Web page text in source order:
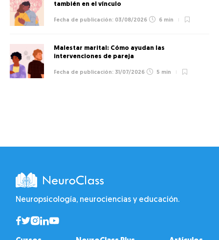
también en el vínculo
03/08/2026 6 min
Malestar marital: Cómo ayudan las
intervenciones de pareja
31/07/2026 5 min
Neuropsicología, neurociencias y educación.